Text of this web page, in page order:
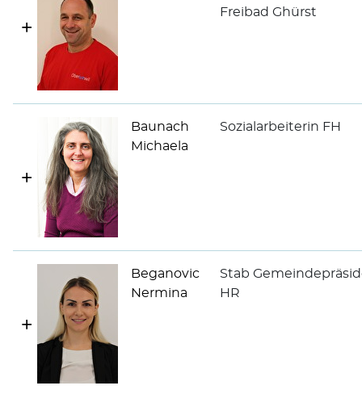
Freibad Ghürst
Baunach
Michaela
Sozialarbeiterin FH
Beganovic
Nermina
Stab
HR